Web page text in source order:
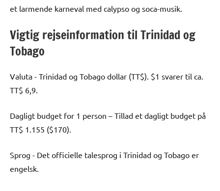
et larmende karneval med calypso og soca-musik.
Vigtig rejseinformation til Trinidad og
Tobago
Valuta - Trinidad og Tobago dollar (TT$). $1 svarer til ca.
TT$ 6,9.
Dagligt budget for 1 person – Tillad et dagligt budget på
TT$ 1.155 ($170).
Sprog - Det officielle talesprog i Trinidad og Tobago er
engelsk.